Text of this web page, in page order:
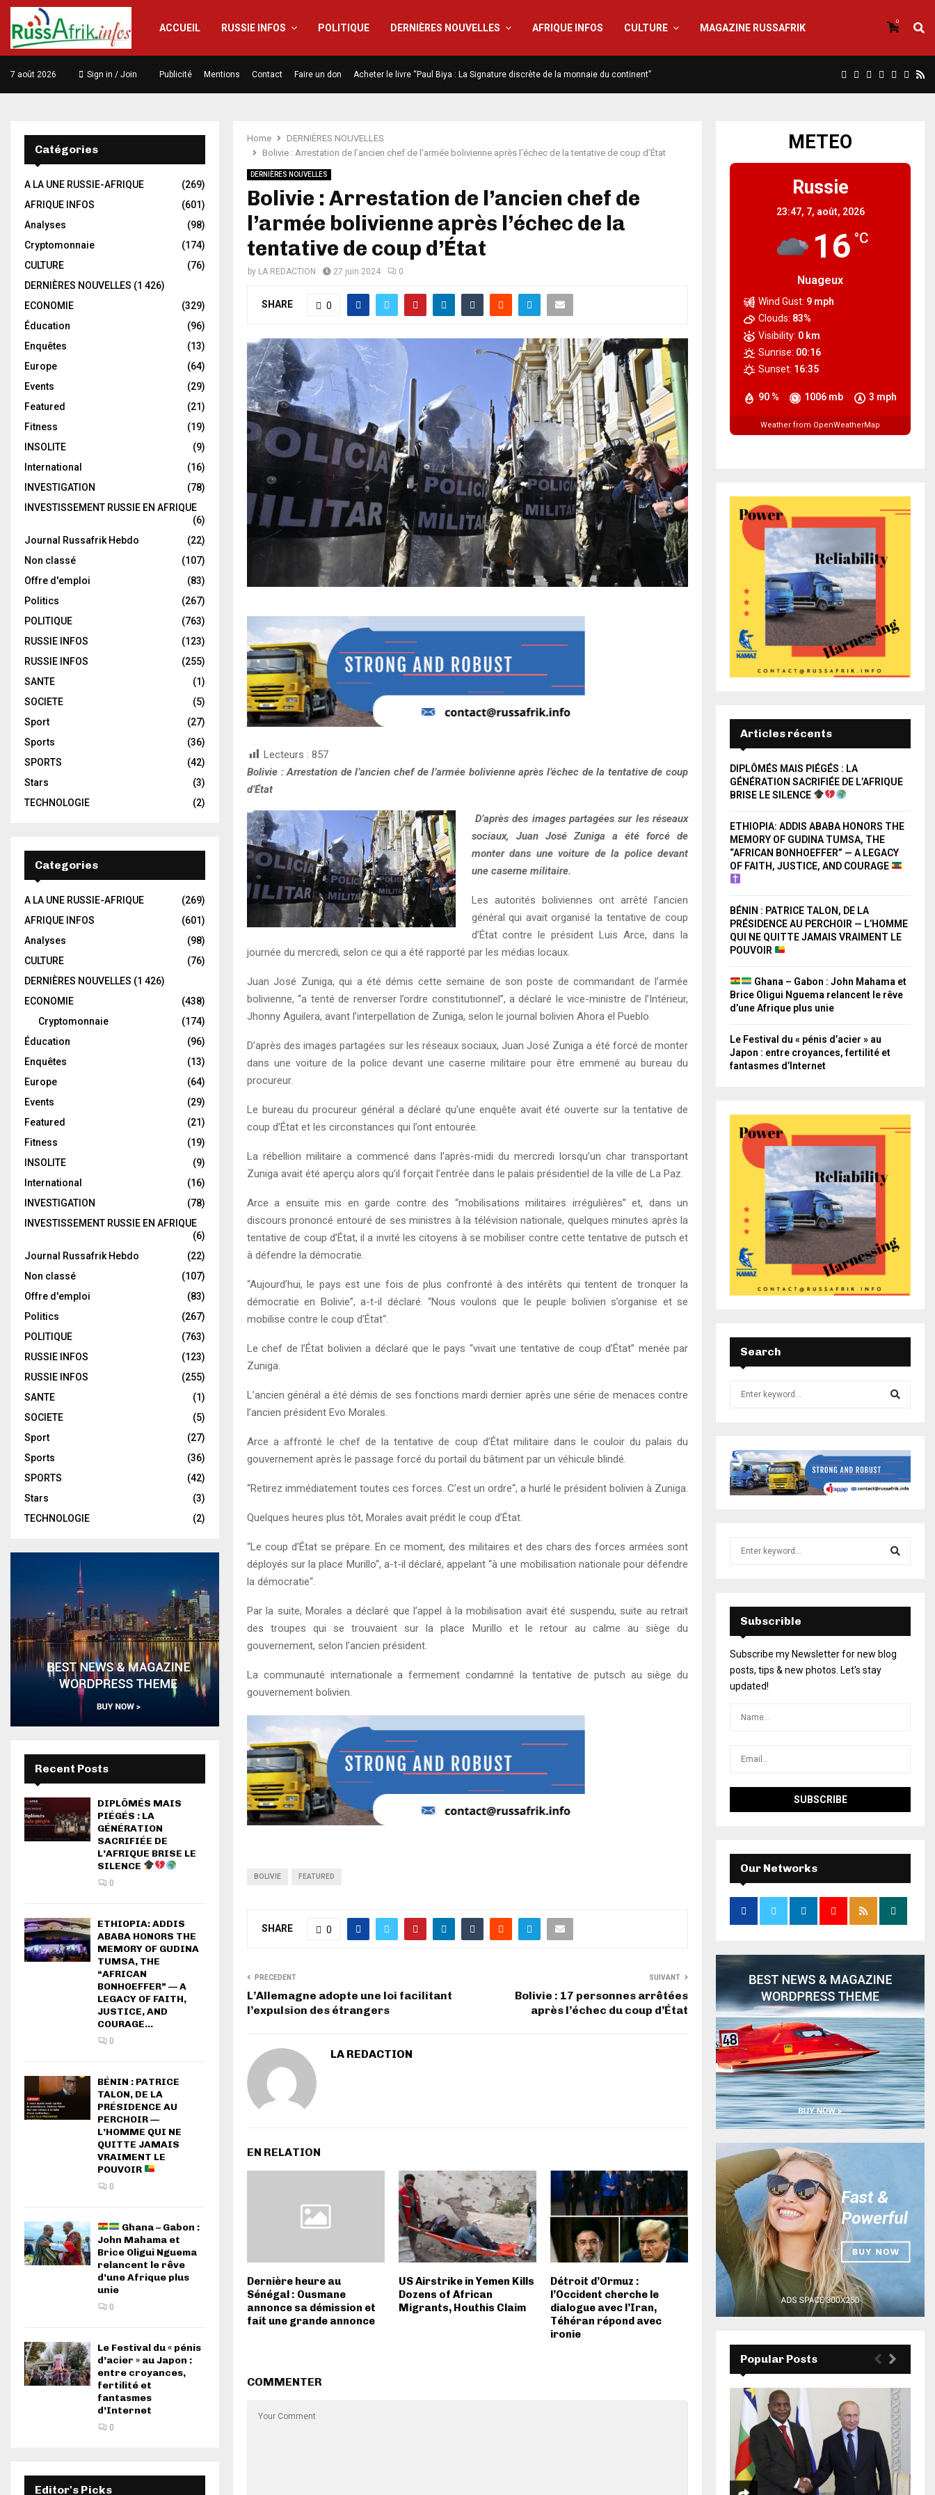
ACCUEIL RUSSIE INFOS POLITIQUE DERNIÈRES NOUVELLES AFRIQUE INFOS CULTURE MAGAZINE RUSSAFRIK
0
7 août 2026 Sign in / Join Publicité Mentions Contact Faire un don Acheter le livre “Paul Biya : La Signature discrète de la monnaie du continent”
Home
DERNIÈRES NOUVELLES
Bolivie : Arrestation de l’ancien chef de l’armée bolivienne après l’échec de la tentative de coup d’État
DERNIÈRES NOUVELLES
Bolivie : Arrestation de l’ancien chef de
l’armée bolivienne après l’échec de la
tentative de coup d’État
by LA REDACTION 27 juin 2024 0
SHARE 0
Lecteurs : 857
Bolivie : Arrestation de l’ancien chef de l’armée bolivienne après l’échec de la tentative de coup
d’État
D’après des images partagées sur les réseaux
sociaux, Juan José Zuniga a été forcé de
monter dans une voiture de la police devant
une caserne militaire.
Les autorités boliviennes ont arrêté l’ancien
général qui avait organisé la tentative de coup
d’État contre le président Luis Arce, dans la
journée du mercredi, selon ce qui a été rapporté par les médias locaux.
Juan José Zuniga, qui a été démis cette semaine de son poste de commandant de l’armée
bolivienne, “a tenté de renverser l’ordre constitutionnel”, a déclaré le vice-ministre de l’Intérieur,
Jhonny Aguilera, avant l’interpellation de Zuniga, selon le journal bolivien Ahora el Pueblo.
D’après des images partagées sur les réseaux sociaux, Juan José Zuniga a été forcé de monter
dans une voiture de la police devant une caserne militaire pour être emmené au bureau du
procureur.
Le bureau du procureur général a déclaré qu’une enquête avait été ouverte sur la tentative de
coup d’État et les circonstances qui l’ont entourée.
La rébellion militaire a commencé dans l’après-midi du mercredi lorsqu’un char transportant
Zuniga avait été aperçu alors qu’il forçait l’entrée dans le palais présidentiel de la ville de La Paz.
Arce a ensuite mis en garde contre des “mobilisations militaires irrégulières” et, dans un
discours prononcé entouré de ses ministres à la télévision nationale, quelques minutes après la
tentative de coup d’État, il a invité les citoyens à se mobiliser contre cette tentative de putsch et
à défendre la démocratie.
“Aujourd’hui, le pays est une fois de plus confronté à des intérêts qui tentent de tronquer la
démocratie en Bolivie”, a-t-il déclaré. “Nous voulons que le peuple bolivien s’organise et se
mobilise contre le coup d’État“.
Le chef de l’État bolivien a déclaré que le pays “vivait une tentative de coup d’État” menée par
Zuniga.
L’ancien général a été démis de ses fonctions mardi dernier après une série de menaces contre
l’ancien président Evo Morales.
Arce a affronté le chef de la tentative de coup d’État militaire dans le couloir du palais du
gouvernement après le passage forcé du portail du bâtiment par un véhicule blindé.
“Retirez immédiatement toutes ces forces. C’est un ordre“, a hurlé le président bolivien à Zuniga.
Quelques heures plus tôt, Morales avait prédit le coup d’État.
“Le coup d’État se prépare. En ce moment, des militaires et des chars des forces armées sont
déployés sur la place Murillo“, a-t-il déclaré, appelant “à une mobilisation nationale pour défendre
la démocratie“.
Par la suite, Morales a déclaré que l’appel à la mobilisation avait été suspendu, suite au retrait
des troupes qui se trouvaient sur la place Murillo et le retour au calme au siège du
gouvernement, selon l’ancien président.
La communauté internationale a fermement condamné la tentative de putsch au siège du
gouvernement bolivien.
BOLIVIE FEATURED
SHARE 0
PRECEDENT
L’Allemagne adopte une loi facilitant
l’expulsion des étrangers
SUIVANT
Bolivie : 17 personnes arrêtées
après l’échec du coup d’État
LA REDACTION
EN RELATION
Dernière heure au
Sénégal : Ousmane
annonce sa démission et
fait une grande annonce
US Airstrike in Yemen Kills
Dozens of African
Migrants, Houthis Claim
Détroit d’Ormuz :
l’Occident cherche le
dialogue avec l’Iran,
Téhéran répond avec
ironie
COMMENTER
Catégories
A LA UNE RUSSIE-AFRIQUE
(269)
AFRIQUE INFOS
(601)
Analyses
(98)
Cryptomonnaie
(174)
CULTURE
(76)
DERNIÈRES NOUVELLES (1 426)
ECONOMIE
(329)
Éducation
(96)
Enquêtes
(13)
Europe
(64)
Events
(29)
Featured
(21)
Fitness
(19)
INSOLITE
(9)
International
(16)
INVESTIGATION
(78)
INVESTISSEMENT RUSSIE EN AFRIQUE
(6)
Journal Russafrik Hebdo
(22)
Non classé
(107)
Offre d'emploi
(83)
Politics
(267)
POLITIQUE
(763)
RUSSIE INFOS
(123)
RUSSIE INFOS
(255)
SANTE
(1)
SOCIETE
(5)
Sport
(27)
Sports
(36)
SPORTS
(42)
Stars
(3)
TECHNOLOGIE
(2)
Categories
A LA UNE RUSSIE-AFRIQUE
(269)
AFRIQUE INFOS
(601)
Analyses
(98)
CULTURE
(76)
DERNIÈRES NOUVELLES (1 426)
ECONOMIE
(438)
Cryptomonnaie
(174)
Éducation
(96)
Enquêtes
(13)
Europe
(64)
Events
(29)
Featured
(21)
Fitness
(19)
INSOLITE
(9)
International
(16)
INVESTIGATION
(78)
INVESTISSEMENT RUSSIE EN AFRIQUE
(6)
Journal Russafrik Hebdo
(22)
Non classé
(107)
Offre d'emploi
(83)
Politics
(267)
POLITIQUE
(763)
RUSSIE INFOS
(123)
RUSSIE INFOS
(255)
SANTE
(1)
SOCIETE
(5)
Sport
(27)
Sports
(36)
SPORTS
(42)
Stars
(3)
TECHNOLOGIE
(2)
Recent Posts
DIPLÔMÉS MAIS
PIÉGÉS : LA
GÉNÉRATION
SACRIFIÉE DE
L’AFRIQUE BRISE LE
SILENCE
0
ETHIOPIA: ADDIS
ABABA HONORS THE
MEMORY OF GUDINA
TUMSA, THE
“AFRICAN
BONHOEFFER” — A
LEGACY OF FAITH,
JUSTICE, AND
COURAGE...
0
BÉNIN : PATRICE
TALON, DE LA
PRÉSIDENCE AU
PERCHOIR —
L’HOMME QUI NE
QUITTE JAMAIS
VRAIMENT LE
POUVOIR
0
Ghana – Gabon :
John Mahama et
Brice Oligui Nguema
relancent le rêve
d’une Afrique plus
unie
0
Le Festival du « pénis
d’acier » au Japon :
entre croyances,
fertilité et
fantasmes
d’Internet
0
Editor's Picks
METEO
Russie
23:47, 7, août, 2026
16 °C
Nuageux
90 % 1006 mb 3 mph
Wind Gust: 9 mph
Clouds: 83%
Visibility: 0 km
Sunrise: 00:16
Sunset: 16:35
Weather from OpenWeatherMap
Articles récents
DIPLÔMÉS MAIS PIÉGÉS : LA
GÉNÉRATION SACRIFIÉE DE L’AFRIQUE
BRISE LE SILENCE
ETHIOPIA: ADDIS ABABA HONORS THE
MEMORY OF GUDINA TUMSA, THE
“AFRICAN BONHOEFFER” — A LEGACY
OF FAITH, JUSTICE, AND COURAGE
BÉNIN : PATRICE TALON, DE LA
PRÉSIDENCE AU PERCHOIR — L’HOMME
QUI NE QUITTE JAMAIS VRAIMENT LE
POUVOIR
Ghana – Gabon : John Mahama et
Brice Oligui Nguema relancent le rêve
d’une Afrique plus unie
Le Festival du « pénis d’acier » au
Japon : entre croyances, fertilité et
fantasmes d’Internet
Search
Subscrible
Subscribe my Newsletter for new blog
posts, tips & new photos. Let's stay
updated!
Our Networks
Popular Posts